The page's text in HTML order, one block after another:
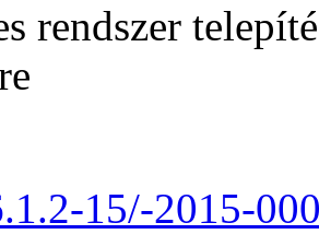
rendszer
15/-2015-